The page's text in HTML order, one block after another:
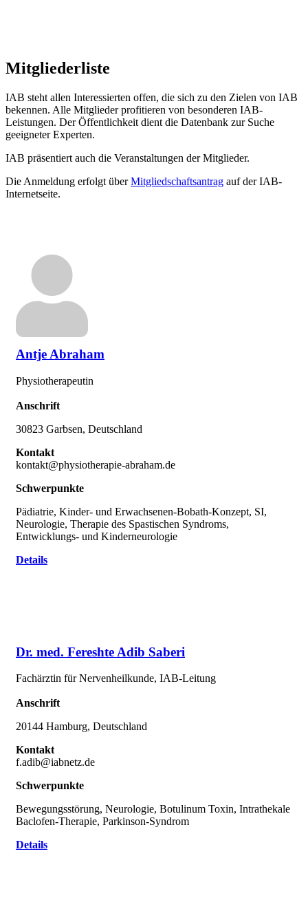
Mitgliederliste
IAB steht allen Interessierten offen, die sich zu den Zielen von IAB
bekennen. Alle Mitglieder profitieren von besonderen IAB-
Leistungen. Der Öffentlichkeit dient die Datenbank zur Suche
geeigneter Experten.
IAB präsentiert auch die Veranstaltungen der Mitglieder.
Die Anmeldung erfolgt überMitgliedschaftsantrag auf der IAB-
Internetseite.
Antje Abraham
Physiotherapeutin
Anschrift
30823 Garbsen, Deutschland
Kontakt
kontakt@physiotherapie-abraham.de
Schwerpunkte
Pädiatrie, Kinder- und Erwachsenen-Bobath-Konzept, SI,
Neurologie, Therapie des Spastischen Syndroms,
Entwicklungs- und Kinderneurologie
Details
Dr. med. Fereshte Adib Saberi
Fachärztin für Nervenheilkunde, IAB-Leitung
Anschrift
20144 Hamburg, Deutschland
Kontakt
f.adib@iabnetz.de
Schwerpunkte
Bewegungsstörung, Neurologie, Botulinum Toxin, Intrathekale
Baclofen-Therapie, Parkinson-Syndrom
Details